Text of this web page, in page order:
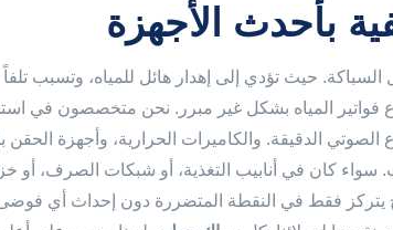
بأحدث الأجهزة
حيث تؤدي إلى إهدار هائل للمياه، وتسبب تلفاً
فواتير المياه بشكل غير مبرر. نحن متخصصون في
الدقيقة. والكاميرات الحرارية، وأجهزة الحقن
سواء كان في أنابيب التغذية، أو شبكات الصرف، أو
يتركز فقط في النقطة المتضررة دون إحداث أي